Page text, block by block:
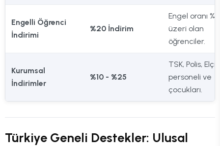
Engelli Öğrenci
İndirimi
%20 İndirim
Engel oranı
üzeri olan
öğrenciler.
Kurumsal
İndirimler
%10 - %25
TSK, Polis,
personeli ve
çocukları.
Türkiye Geneli Destekler: Ulusal